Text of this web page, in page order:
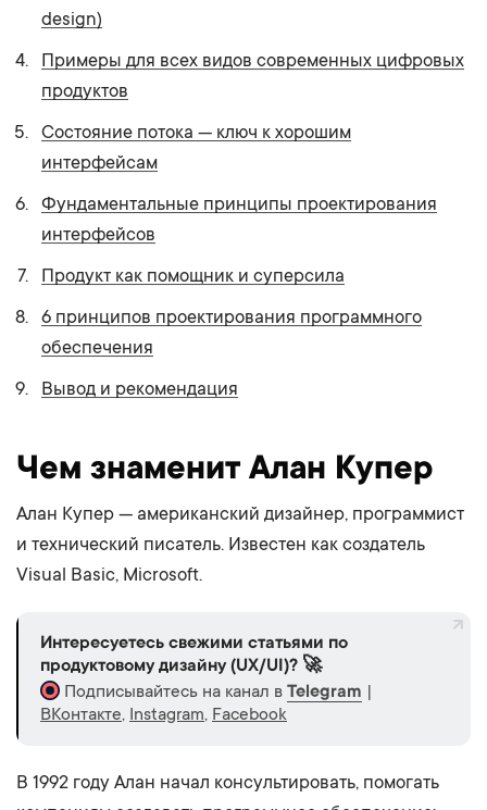
design)
Примеры для всех видов современных цифровых
продуктов
Состояние потока — ключ к хорошим
интерфейсам
Фундаментальные принципы проектирования
интерфейсов
Продукт как помощник и суперсила
6 принципов проектирования программного
обеспечения
Вывод и рекомендация
Чем знаменит Алан Купер
Алан Купер — американский дизайнер, программист
и технический писатель. Известен как создатель
Visual Basic, Microsoft.
Интересуетесь свежими статьями по
продуктовому дизайну (UX/UI)? 🚀
Подписывайтесь на канал в Telegram |
ВКонтакте, Instagram, Facebook
В 1992 году Алан начал консультировать, помогать